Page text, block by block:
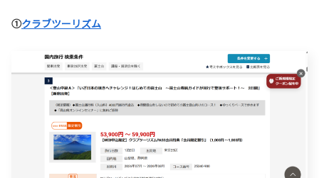
①クラブツーリズム